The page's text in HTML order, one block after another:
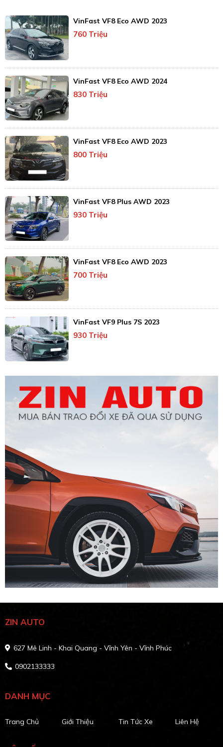
VinFast VF8 Eco AWD 2023
760 Triệu
VinFast VF8 Eco AWD 2024
830 Triệu
VinFast VF8 Eco AWD 2023
800 Triệu
VinFast VF8 Plus AWD 2023
930 Triệu
VinFast VF8 Eco AWD 2023
700 Triệu
VinFast VF9 Plus 7S 2023
930 Triệu
ZIN AUTO
627 Mê Linh - Khai Quang - Vĩnh Yên - Vĩnh Phúc
0902133333
DANH MỤC
Trang Chủ Giới Thiệu Tin Tức Xe Liên Hệ